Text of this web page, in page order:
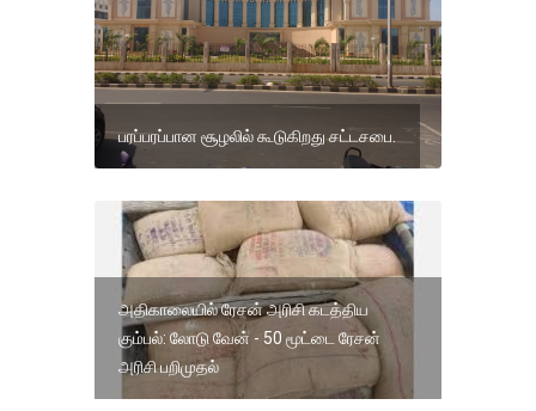
பரப்பரப்பான சூழலில் கூடுகிறது சட்டசபை.
அதிகாலையில் ரேசன் அரிசி கடத்திய
கும்பல்: லோடு வேன் - 50 மூட்டை ரேசன்
அரிசி பறிமுதல்